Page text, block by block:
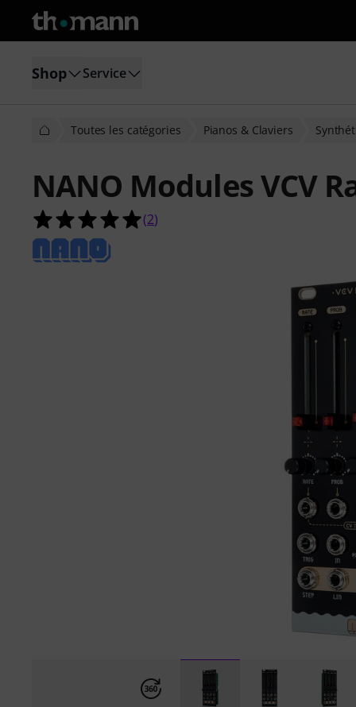
Shop Service
Toutes les catégories Pianos & Claviers
NANO Modules VCV
5.0 étoiles sur 5 d'après 2
(2)